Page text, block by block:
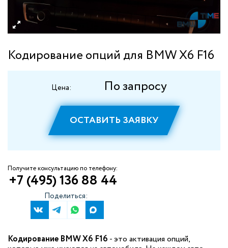
Кодирование опций для BMW X6 F16
Цена: По запросу
ОСТАВИТЬ ЗАЯВКУ
Получите консультацию по телефону:
+7 (495) 136 88 44
Поделиться:
Кодирование BMW X6 F16 - это активация опций,